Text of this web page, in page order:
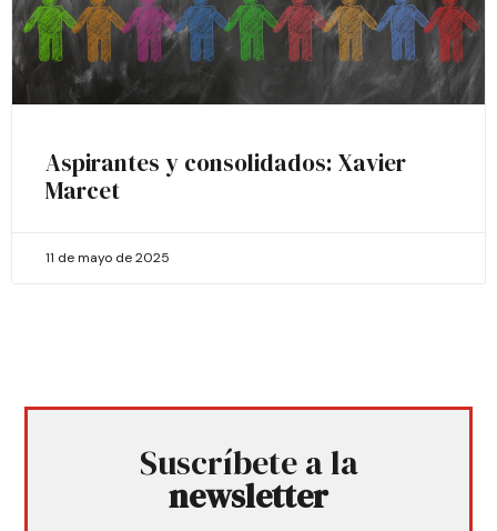
Aspirantes y consolidados: Xavier
Marcet
11 de mayo de 2025
Suscríbete a la
newsletter